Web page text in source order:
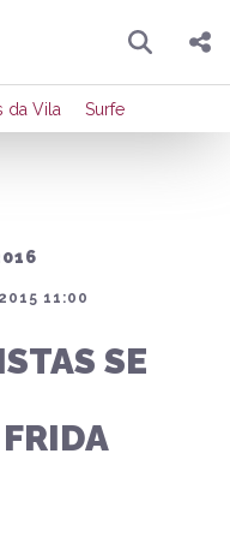
Pesquisar
Compartilhar
da Vila Surfe
11:00
SE